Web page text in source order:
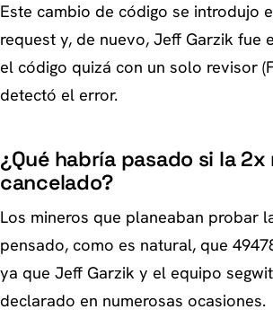
Este cambio de código se introdujo
request y, de nuevo, Jeff Garzik fue
el código quizá con un solo revisor
detectó el error.
¿Qué habría pasado si la
cancelado?
Los mineros que planeaban probar
pensado, como es natural, que
ya que Jeff Garzik y el equipo
declarado en numerosas ocasiones.